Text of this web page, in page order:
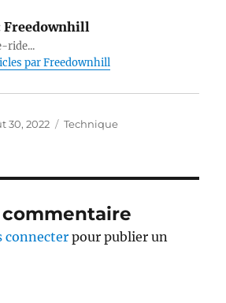
Freedownhill
ride...
par Freedownhill
30, 2022 Catégories
Technique
commentaire
connecter pour publier un